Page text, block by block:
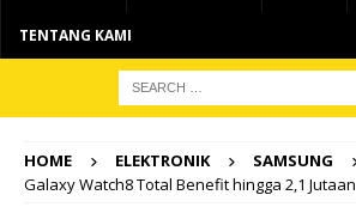
TENTANG KAMI
HOME ELEKTRONIK SAMSUNG
Galaxy Watch8 Total Benefit hingga 2,1 Jutaan